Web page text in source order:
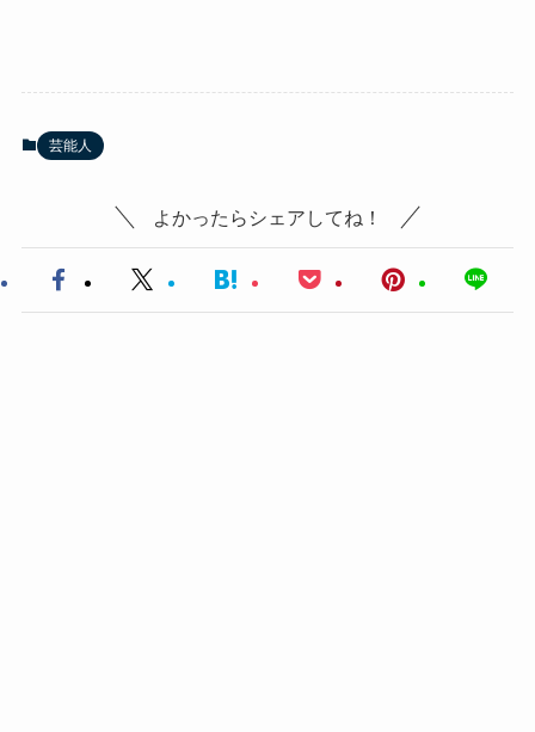
芸能人
よかったらシェアしてね！